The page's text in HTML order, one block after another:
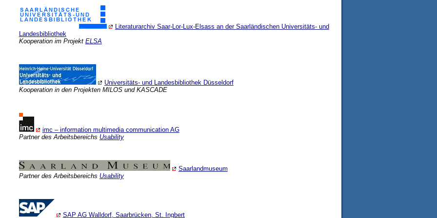
Literaturarchiv Saar-Lor-Lux-Elsass an der Saarländischen Universitäts- und
Landesbibliothek
Kooperation im Projekt ELSA
Universitäts- und Landesbibliothek Düsseldorf
Kooperation in den Projekten MILOS und KASCADE
imc – information multimedia communication AG
Partner des Arbeitsbereichs Usability
Saarlandmuseum
Partner des Arbeitsbereichs Usability
SAP AG Walldorf, Saarbrücken, St. Ingbert